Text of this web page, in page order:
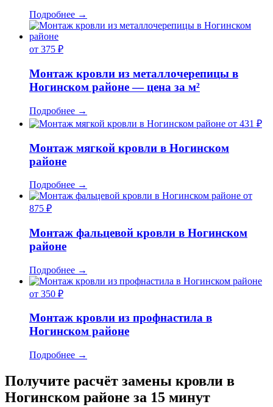
Подробнее →
от 375 ₽
Монтаж кровли из металлочерепицы в
Ногинском районе — цена за м²
Подробнее →
от 431 ₽
Монтаж мягкой кровли в Ногинском
районе
Подробнее →
от
875 ₽
Монтаж фальцевой кровли в Ногинском
районе
Подробнее →
от 350 ₽
Монтаж кровли из профнастила в
Ногинском районе
Подробнее →
Получите расчёт замены кровли в
Ногинском районе за 15 минут